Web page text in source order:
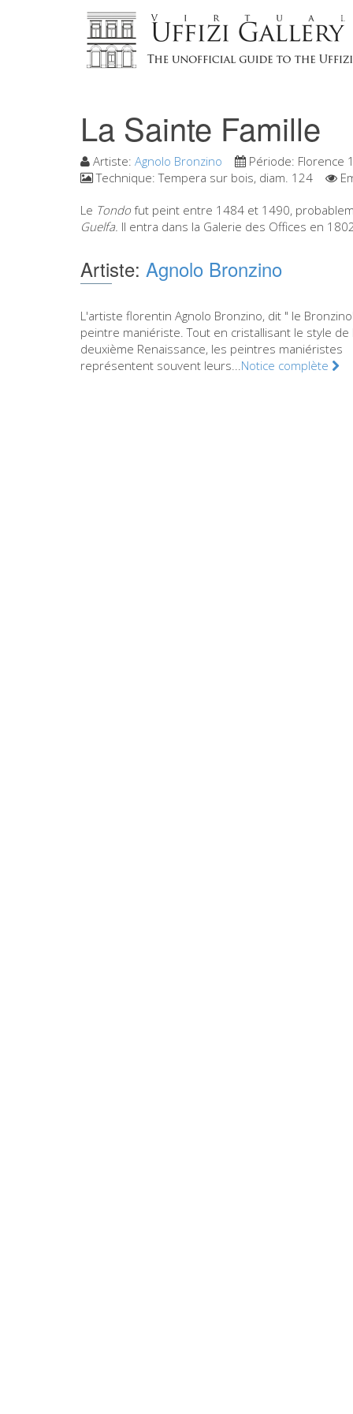
La Sainte Famille
Artiste: Agnolo Bronzino Période: Florence
Technique:Tempera sur bois, diam. 124
Le Tondo fut peint entre 1484 et 1490,
Guelfa. Il entra dans la Galerie des Offices en
Artiste: Agnolo Bronzino
L'artiste florentin Agnolo Bronzino, dit " le
peintre maniériste. Tout en cristallisant le style de
deuxième Renaissance, les peintres maniéristes
représentent souvent leurs...Notice complète